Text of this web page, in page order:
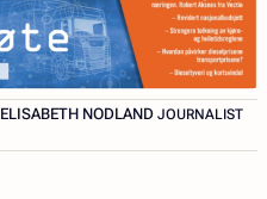
ELISABETH NODLAND – JOURNALIST
JOURNALIST